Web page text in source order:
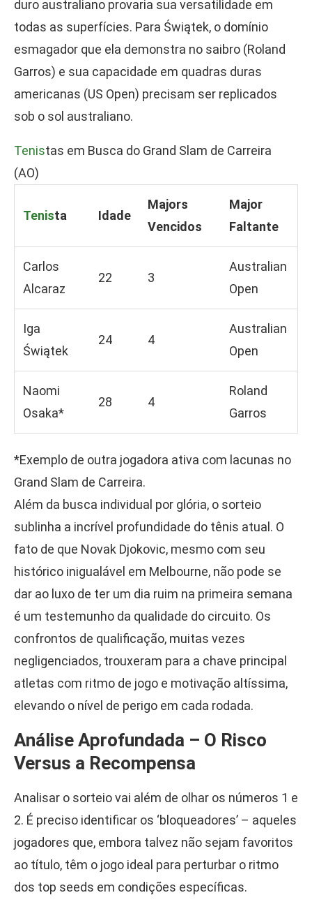
duro australiano provaria sua versatilidade em
todas as superfícies. Para Świątek, o domínio
esmagador que ela demonstra no saibro (Roland
Garros) e sua capacidade em quadras duras
americanas (US Open) precisam ser replicados
sob o sol australiano.
Tenistas em Busca do Grand Slam de Carreira
(AO)
Tenista Idade
Majors
Vencidos
Major
Faltante
Carlos
Alcaraz
22 3
Australian
Open
Iga
Świątek
24 4
Australian
Open
Naomi
Osaka*
28 4
Roland
Garros
*Exemplo de outra jogadora ativa com lacunas no
Grand Slam de Carreira.
Além da busca individual por glória, o sorteio
sublinha a incrível profundidade do tênis atual. O
fato de que Novak Djokovic, mesmo com seu
histórico inigualável em Melbourne, não pode se
dar ao luxo de ter um dia ruim na primeira semana
é um testemunho da qualidade do circuito. Os
confrontos de qualificação, muitas vezes
negligenciados, trouxeram para a chave principal
atletas com ritmo de jogo e motivação altíssima,
elevando o nível de perigo em cada rodada.
Análise Aprofundada – O Risco
Versus a Recompensa
Analisar o sorteio vai além de olhar os números 1 e
2. É preciso identificar os ‘bloqueadores’ – aqueles
jogadores que, embora talvez não sejam favoritos
ao título, têm o jogo ideal para perturbar o ritmo
dos top seeds em condições específicas.